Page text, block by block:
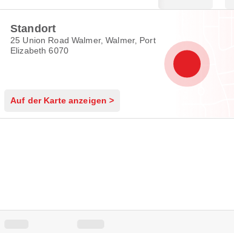
Standort
25 Union Road Walmer, Walmer, Port
Elizabeth 6070
Auf der Karte anzeigen >